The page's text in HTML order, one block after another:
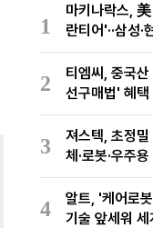
1
마키나락스,
란티어'··삼성
장적용
2
티엠씨, 중국
선구매법' 혜
생산
3
져스텍, 초정
체·로봇·우주
력 재편
4
알트, '케어로
기술 앞세워